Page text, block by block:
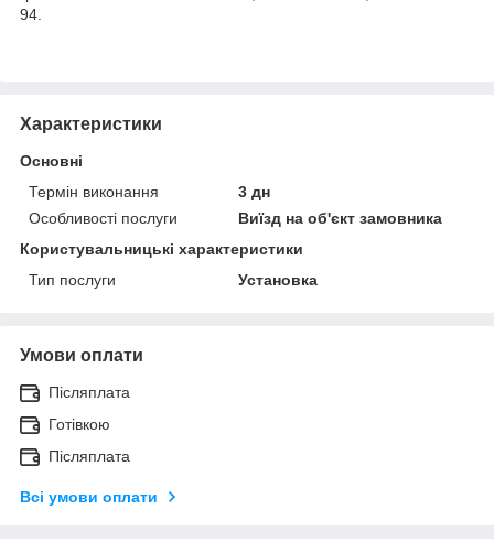
94.
Характеристики
Основні
Термін виконання
3 дн
Особливості послуги
Виїзд на об'єкт замовника
Користувальницькі характеристики
Тип послуги
Установка
Умови оплати
Післяплата
Готівкою
Післяплата
Всі умови оплати